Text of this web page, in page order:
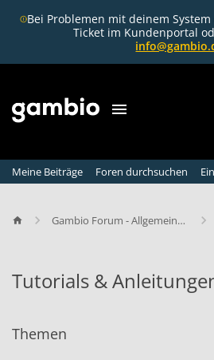
Bei Problemen mit deinem
Ticket im Kundenportal
Meine Beiträge Foren durchsuchen
Gambio Forum - Allgemeine
Tutorials &
u
t
Themen